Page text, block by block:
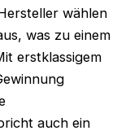
wählen
was zu einem
erstklassigem
auch ein